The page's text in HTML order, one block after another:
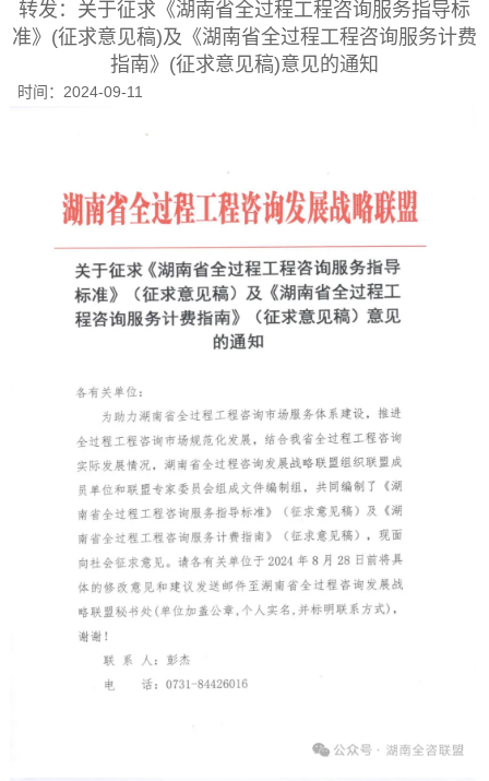
转发：关于征求《湖南省全过程工程咨询服务指导标
准》(征求意见稿)及《湖南省全过程工程咨询服务计费
指南》(征求意见稿)意见的通知
时间： 2024-09-11